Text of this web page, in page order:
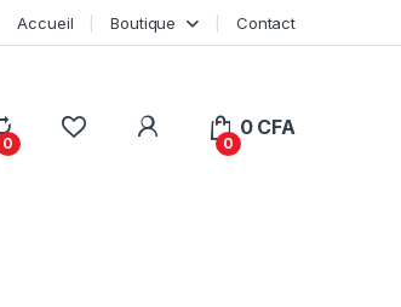
Accueil Boutique Contact
0
My Account
0
0 CFA